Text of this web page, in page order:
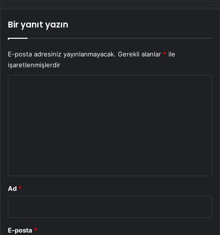
Bir yanıt yazın
E-posta adresiniz yayınlanmayacak. Gerekli alanlar * ile
işaretlenmişlerdir
Ad *
E-posta *